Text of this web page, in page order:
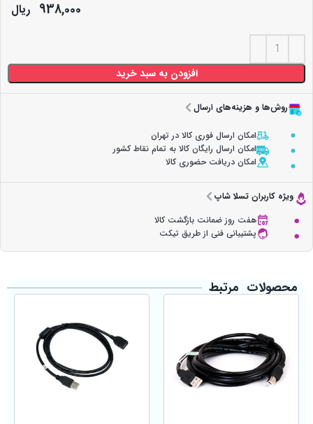
938,000 ریال
افزودن به سبد خرید
روش‌ها و هزینه‌های ارسال
امکان ارسال فوری کالا در تهران
امکان ارسال رایگان کالا به تمام نقاط کشور
امکان دریافت حضوری کالا
ویژه کاربران تسلا شاپ
هفت روز ضمانت بازگشت کالا
پشتیبانی فنی از طریق تیکت
محصولات مرتبط